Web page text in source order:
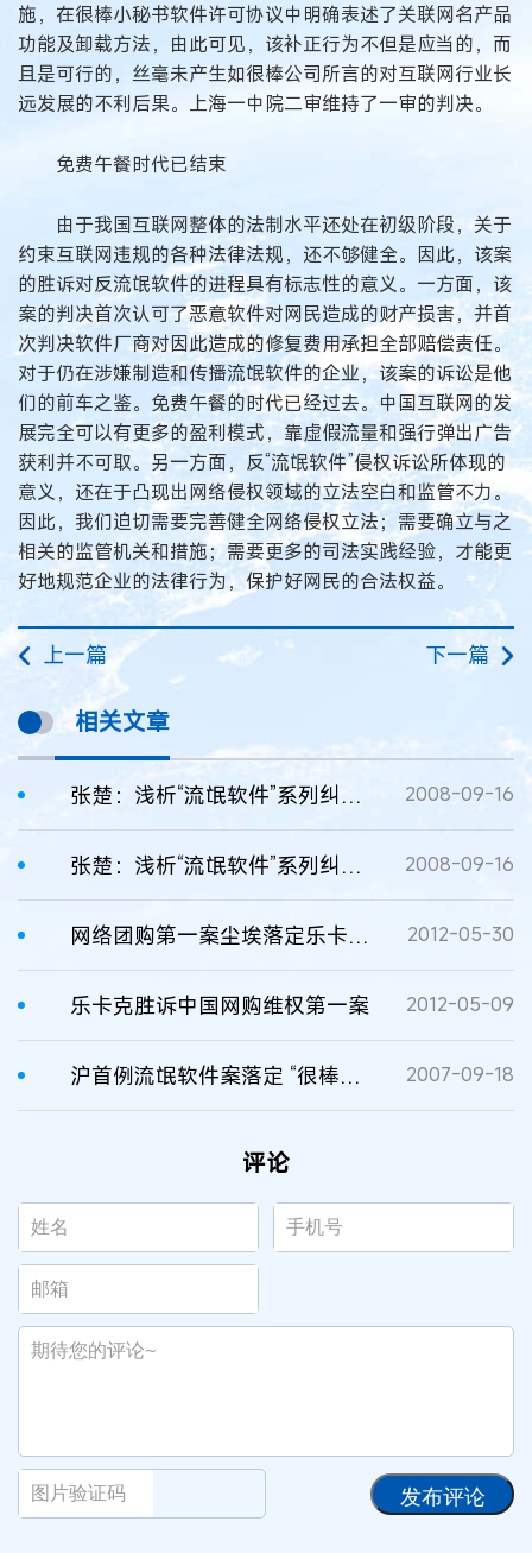
施，在很棒小秘书软件许可协议中明确表述了关联网名产品
功能及卸载方法，由此可见，该补正行为不但是应当的，而
且是可行的，丝毫未产生如很棒公司所言的对互联网行业长
远发展的不利后果。上海一中院二审维持了一审的判决。
免费午餐时代已结束
由于我国互联网整体的法制水平还处在初级阶段，关于
约束互联网违规的各种法律法规，还不够健全。因此，该案
的胜诉对反流氓软件的进程具有标志性的意义。一方面，该
案的判决首次认可了恶意软件对网民造成的财产损害，并首
次判决软件厂商对因此造成的修复费用承担全部赔偿责任。
对于仍在涉嫌制造和传播流氓软件的企业，该案的诉讼是他
们的前车之鉴。免费午餐的时代已经过去。中国互联网的发
展完全可以有更多的盈利模式，靠虚假流量和强行弹出广告
获利并不可取。另一方面，反“流氓软件”侵权诉讼所体现的
意义，还在于凸现出网络侵权领域的立法空白和监管不力。
因此，我们迫切需要完善健全网络侵权立法；需要确立与之
相关的监管机关和措施；需要更多的司法实践经验，才能更
好地规范企业的法律行为，保护好网民的合法权益。
上一篇 下一篇
相关文章
张楚：浅析“流氓软件”系列纠纷案 2008-09-16
张楚：浅析“流氓软件”系列纠纷案 2008-09-16
网络团购第一案尘埃落定乐卡克维权胜诉 2012-05-30
乐卡克胜诉中国网购维权第一案 2012-05-09
沪首例流氓软件案落定 “很棒小秘书”终审败诉 2007-09-18
评论
发布评论